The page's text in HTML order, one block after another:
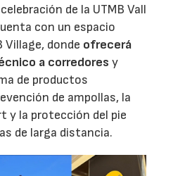
de la UTMB Vall
con un espacio
Village, donde ofrecerá
a corredores y
de productos
de ampollas, la
y la protección del pie
de larga distancia.